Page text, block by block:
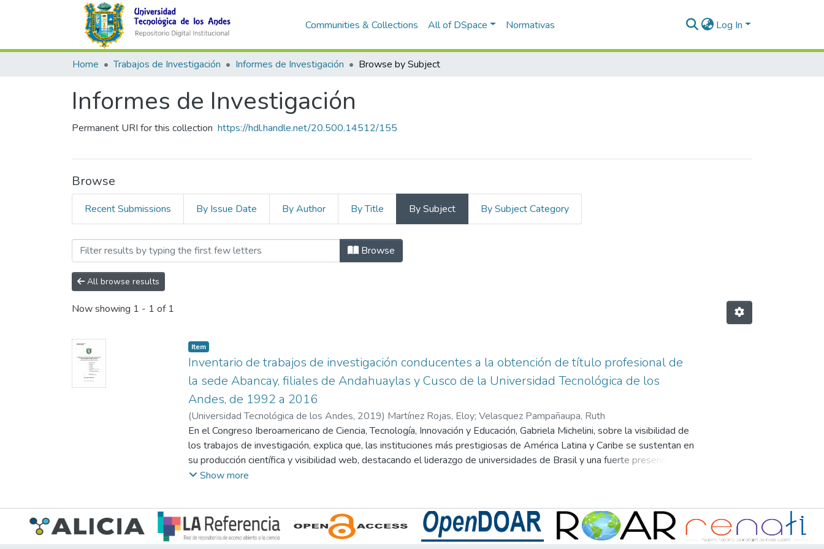
Communities & Collections All of DSpace Normativas Log In
Home Trabajos de Investigación Informes de Investigación Browse by Subject
Informes de Investigación
Permanent URI for this collection https://hdl.handle.net/20.500.14512/155
Browse
Recent Submissions By Issue Date By Author By Title By Subject By Subject Category
Browsing Informes de Investigación by Subject "Trabajo de Investigación"
Browse
All browse results
Now showing 1 - 1 of 1
Item
Inventario de trabajos de investigación conducentes a la obtención de título profesional de
la sede Abancay, filiales de Andahuaylas y Cusco de la Universidad Tecnológica de los
Andes, de 1992 a 2016
(Universidad Tecnológica de los Andes, 2019) Martínez Rojas, Eloy; Velasquez Pampañaupa, Ruth
En el Congreso Iberoamericano de Ciencia, Tecnología, Innovación y Educación, Gabriela Michelini, sobre la visibilidad de
los trabajos de investigación, explica que, las instituciones más prestigiosas de América Latina y Caribe se sustentan en
su producción científica y visibilidad web, destacando el liderazgo de universidades de Brasil y una fuerte presencia de
universidades de México, Colombia, Argentina, Chile y Venezuela. “Ante este mapa, cabe preguntarse por la visibilidad
tradicional” (Pagano & Buitron, 2009).
En Perú se están superando aquellas barreras que limitan la producción intelectual y la realización de trabajos de
Show more